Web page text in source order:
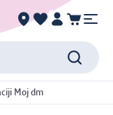
Moj dm